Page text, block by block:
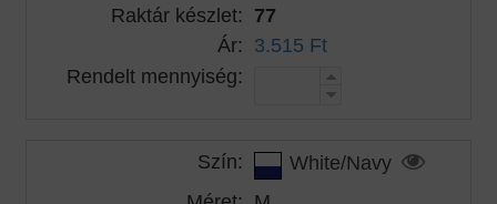
Raktár készlet: 77
Ár: 3.515 Ft
Rendelt mennyiség:
Szín:
White/Navy